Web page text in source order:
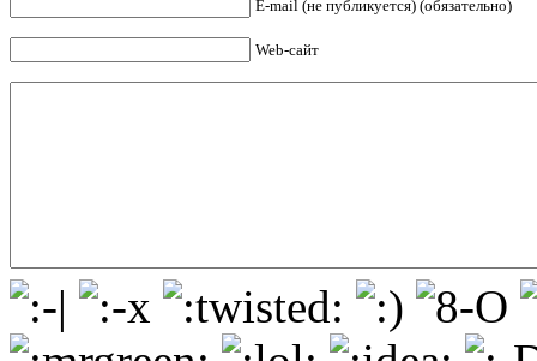
E-mail (не публикуется) (обязательно)
Web-сайт